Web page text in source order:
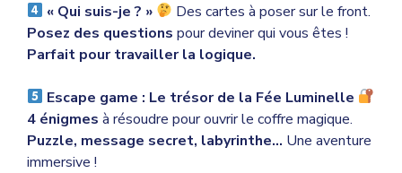
« Qui suis-je ? »
Des cartes à poser sur le front.
Posez des questions pour deviner qui vous êtes !
Parfait pour travailler la logique.
Escape game : Le trésor de la Fée Luminelle
4 énigmes à résoudre pour ouvrir le coffre magique.
Puzzle, message secret, labyrinthe… Une aventure
immersive !